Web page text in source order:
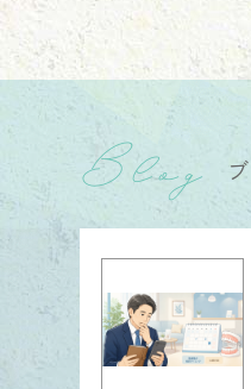
Blog